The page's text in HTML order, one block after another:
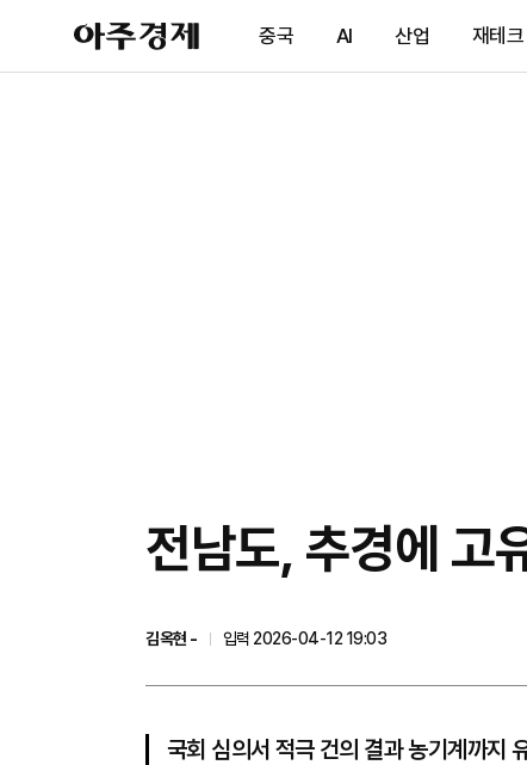
아
주
제
중국 AI 산업 재테크
전남도, 추경에 고
김옥현 -
입력 2026-04-12 19:03
국회 심의서 적극 건의 결과 농기계까지